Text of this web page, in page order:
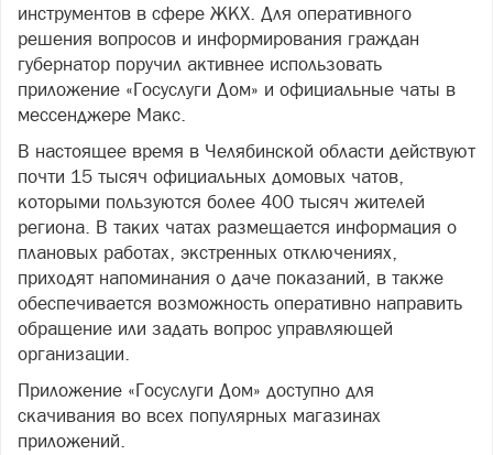
инструментов в сфере ЖКХ. Для оперативного
решения вопросов и информирования граждан
губернатор поручил активнее использовать
приложение «Госуслуги Дом» и официальные чаты в
мессенджере Макс.
В настоящее время в Челябинской области действуют
почти 15 тысяч официальных домовых чатов,
которыми пользуются более 400 тысяч жителей
региона. В таких чатах размещается информация о
плановых работах, экстренных отключениях,
приходят напоминания о даче показаний, в также
обеспечивается возможность оперативно направить
обращение или задать вопрос управляющей
организации.
Приложение «Госуслуги Дом» доступно для
скачивания во всех популярных магазинах
приложений.